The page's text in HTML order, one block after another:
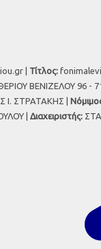
| Τίτλος:
ΒΕΝΙΖΕΛΟΥ 96 -
Ι. ΣΤΡΑΤΑΚΗΣ |
| Διαχειριστής: